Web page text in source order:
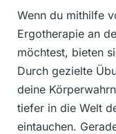
Wenn du mithilfe
Ergotherapie an
möchtest, bieten
Durch gezielte
deine
tiefer in die Welt
eintauchen.